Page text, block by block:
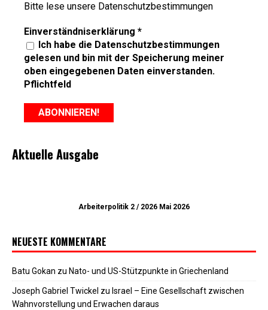
Bitte lese unsere Datenschutzbestimmungen
Einverständniserklärung *
Ich habe die Datenschutzbestimmungen
gelesen und bin mit der Speicherung meiner
oben eingegebenen Daten einverstanden.
Pflichtfeld
Aktuelle Ausgabe
Arbeiterpolitik 2 / 2026 Mai 2026
NEUESTE KOMMENTARE
Batu Gokan zu Nato- und US-Stützpunkte in Griechenland
Joseph Gabriel Twickel zu Israel – Eine Gesellschaft zwischen
Wahnvorstellung und Erwachen daraus